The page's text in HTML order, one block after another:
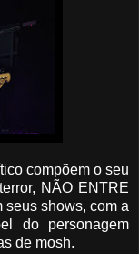
compõem o seu
NÃO ENTRE
seus shows, com a
do personagem
de mosh.